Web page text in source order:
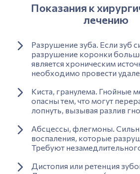
Показания к
лечению
Разрушение зуба. Если зуб
разрушение коронки
является хроническим
необходимо провести
Киста, гранулема. Гнойные
опасны тем, что могут
лопнуть, вызывая разлив
Абсцессы, флегмоны.
воспаления, которые
Требуют
Дистопия или ретенция